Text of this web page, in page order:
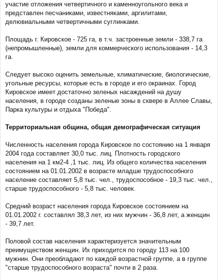
участие отложения четвертичного и каменноугольного века и
представлен песчаниками, известняками, аргилитами,
делювиальными четвертичными суглинками.
Площадь г. Кировское - 725 га, в т.ч. застроенные земли - 338,7 га
(непромышленные), земли для коммерческого использования - 14,3
га.
Следует высоко оценить земельные, климатические, биологические,
угольные ресурсы, которые есть в городе и его окраинах. Город
Кировское имеет достаточно зеленых насаждений на душу
населения, в городе созданы зеленые зоны в сквере в Аллее Славы,
Парка культуры и отдыха "Победа".
Территориальная община, общая демографическая ситуация
Численность населения города Кировское по состоянию на 1 января
2004 года составляет 30,0 тыс. лиц. Плотность городского
населения на 1 км2-4 ,1 тыс. лиц. Из общего количества населения
состоянием на 01.01.2002 в возрасте младше трудоспособного
население составляет 5,8 тыс. чел., трудоспособное - 19,3 тыс. чел.,
старше трудоспособного - 5,8 тыс. человек.
Средний возраст населения города Кировское состоянием на
01.01.2002 г. составлял 38,3 лет, из них мужчин - 36,8 лет, а женщин
- 39,7 лет.
Половой состав населения характеризуется значительным
преимуществом женщин. Их приходится по городу 113 на 100
мужнин. Они преобладают по каждой возрастной группе, а в группе
"старше трудоспособного возраста" почти в 2 раза.